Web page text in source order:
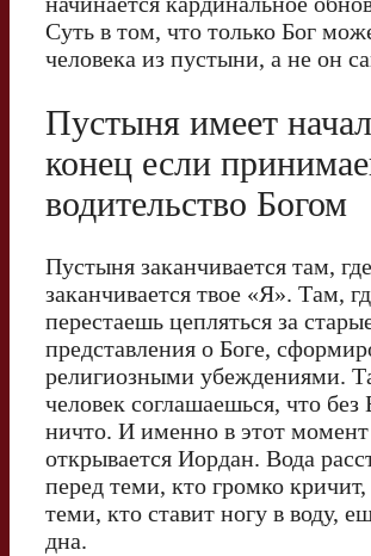
Суть в том, что только Бог
человека из пустыни, а не он
Пустыня имеет
конец если
водительство Богом
Пустыня заканчивается там, где
заканчивается твое «Я». Там,
перестаешь цепляться за
представления о Боге,
религиозными убеждениями.
человек соглашаешься, что
ничто. И именно в этот момент
открывается Иордан. Вода
перед теми, кто громко кричит,
теми, кто ставит ногу в воду,
дна.